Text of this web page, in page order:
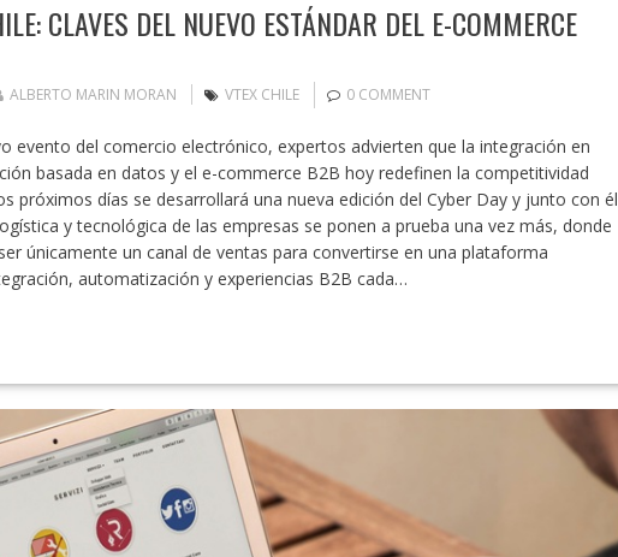
CLAVES DEL NUEVO ESTÁNDAR DEL E-COMMERCE
ALBERTO MARIN MORAN VTEX CHILE 0 COMMENT
evento del comercio electrónico, expertos advierten que la integración en
basada en datos y el e-commerce B2B hoy redefinen la competitividad
próximos días se desarrollará una nueva edición del Cyber Day y junto con él
y tecnológica de las empresas se ponen a prueba una vez más, donde
únicamente un canal de ventas para convertirse en una plataforma
automatización y experiencias B2B cada…